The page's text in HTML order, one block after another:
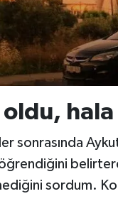
hala
sonrasında
sordum.